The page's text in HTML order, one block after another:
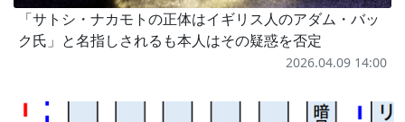
「サトシ・ナカモトの正体はイギリス人のアダム・バッ
ク氏」と名指しされるも本人はその疑惑を否定
2026.04.09 14:00